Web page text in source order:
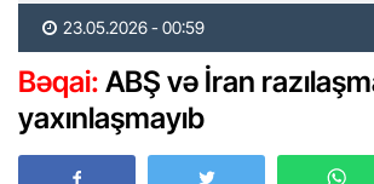
23.05.2026 - 00:59
Bəqai: ABŞ və İran
yaxınlaşmayıb